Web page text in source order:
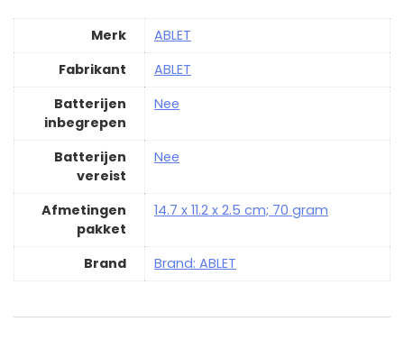
Merk
‎ABLET
Fabrikant
‎ABLET
Batterijen
inbegrepen
‎Nee
Batterijen
vereist
‎Nee
Afmetingen
pakket
‎14.7 x 11.2 x 2.5 cm; 70 gram
Brand Brand: ABLET